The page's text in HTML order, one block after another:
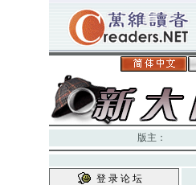
版主：
登 录 论 坛